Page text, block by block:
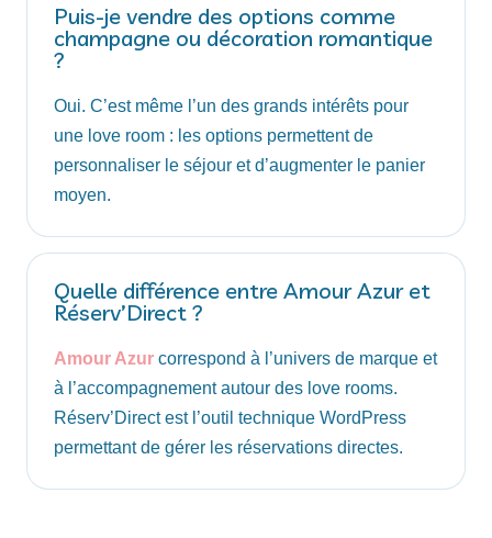
Puis-je vendre des options comme
champagne ou décoration romantique
?
Oui. C’est même l’un des grands intérêts pour
une love room : les options permettent de
personnaliser le séjour et d’augmenter le panier
moyen.
Quelle différence entre Amour Azur et
Réserv’Direct ?
Amour Azur correspond à l’univers de marque et
à l’accompagnement autour des love rooms.
Réserv’Direct est l’outil technique WordPress
permettant de gérer les réservations directes.